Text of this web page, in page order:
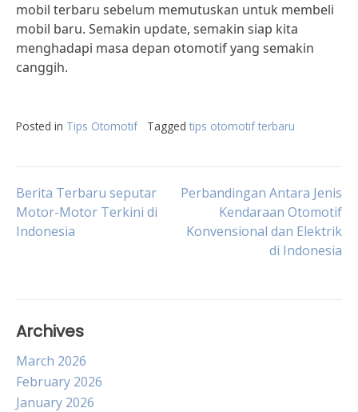
mobil terbaru sebelum memutuskan untuk membeli
mobil baru. Semakin update, semakin siap kita
menghadapi masa depan otomotif yang semakin
canggih.
Posted in Tips Otomotif Tagged tips otomotif terbaru
Post
navigation
Berita Terbaru seputar
Motor-Motor Terkini di
Indonesia
Perbandingan Antara Jenis
Kendaraan Otomotif
Konvensional dan Elektrik
di Indonesia
Archives
March 2026
February 2026
January 2026